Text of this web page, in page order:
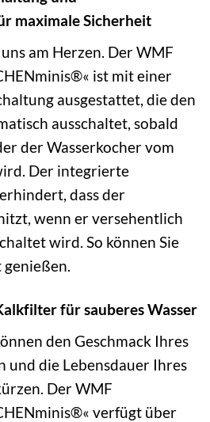
maximale Sicherheit
am Herzen. Der WMF
ist mit einer
ausgestattet, die den
ausschaltet, sobald
der Wasserkocher vom
Der integrierte
dass der
wenn er versehentlich
wird. So können Sie
genießen.
für sauberes Wasser
den Geschmack Ihres
und die Lebensdauer Ihres
Der WMF
verfügt über